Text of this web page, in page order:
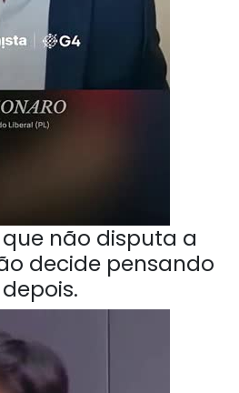
não disputa a
decide pensando